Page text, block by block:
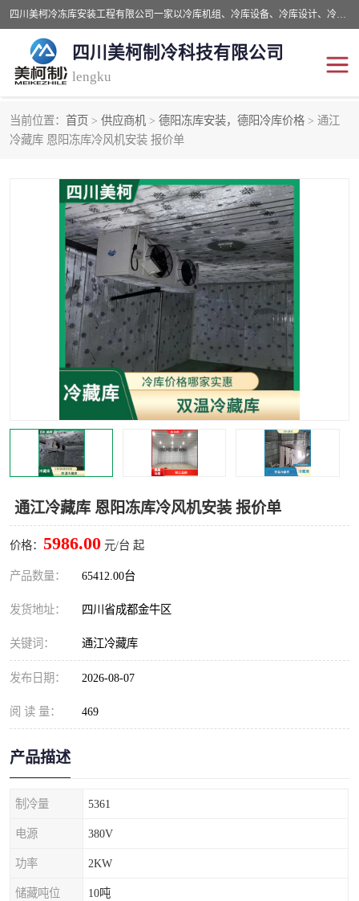
四川美柯冷冻库安装工程有限公司一家以冷库机组、冷库设备、冷库设计、冷冻库设备销售、冷库安装、冻库安装价格及技术服务为一体的综合企业，咨询热线：同等设备材料优惠10% 。公司各种类型安装组合式冷库、冷冻库、冷藏库、气调保鲜库、并提供成套设备供应、安装与调试、维护与维修、技术咨询、操作维修人员技术培训等
四川美柯制冷科技有限公司
lengku
当前位置： 首页 > 供应商机 > 德阳冻库安装，德阳冷库价格 > 通江
冷藏库 恩阳冻库冷风机安装 报价单
通江冷藏库 恩阳冻库冷风机安装 报价单
价格： 5986.00 元/台 起
产品数量： 65412.00台
发货地址： 四川省成都金牛区
关键词： 通江冷藏库
发布日期： 2026-08-07
阅 读 量： 469
产品描述
制冷量 5361
电源 380V
功率 2KW
储藏吨位 10吨
冷库安装，冷库价格
成都冻库，成都冻库价格 绵阳冻库,绵阳保鲜冷库
德阳冻库安装，德阳冷库 广元冻库安装,广元冻库造
价
南充冻库设计,南充冻库安 遂宁冻库
资阳冻库，资阳冻库安装 泸州冻库，泸州冷库
乐山冻库,乐山保鲜冷库 自贡冻库组装
雅安冷库,雅安冻库 攀枝花冻库
冻库安装，小型冻库造价
内江冷库，内江冻库 宜宾冷库，宜宾冻库设备